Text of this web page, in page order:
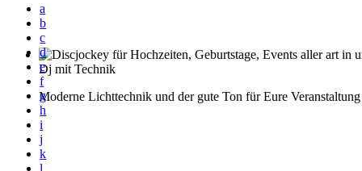
Dj mit Technik
Moderne Lichttechnik und der gute Ton für Eure Veranstaltung
a
b
c
d
e
f
g
h
i
j
k
l